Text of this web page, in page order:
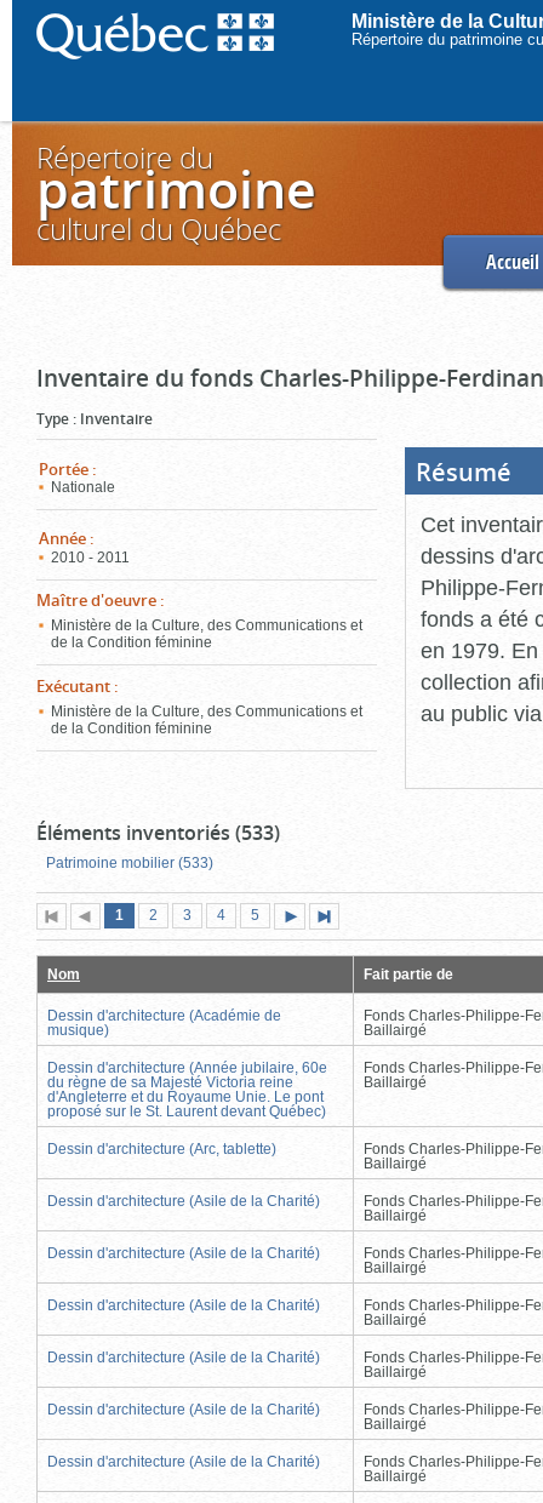
Ministère de la
Répertoire du patrimoine
Répertoire du
patrimoine
culturel du Québec
Accueil
Inventaire du fonds Charles-Philippe-
Type : Inventaire
Portée :
Nationale
Année :
2010 - 2011
Maître d'oeuvre :
Ministère de la Culture, des Communications et
de la Condition féminine
Exécutant :
Ministère de la Culture, des Communications et
de la Condition féminine
Résumé
Cet
dessins
Philippe-
fonds a été
en 1979.
collection
au public
Éléments inventoriés (533)
Patrimoine mobilier (533)
Première
page
Page
précédente
Page
1 (page
actuelle)
Page
2 Page
3 Page
4 Page
5
suivante
page
Nom Fait partie de
Dessin d'architecture (Académie de
musique)
Fonds Charles-Philippe-
Baillairgé
Dessin d'architecture (Année jubilaire, 60e
du règne de sa Majesté Victoria reine
d'Angleterre et du Royaume Unie. Le pont
proposé sur le St. Laurent devant Québec)
Fonds Charles-Philippe-
Baillairgé
Dessin d'architecture (Arc, tablette)
Fonds Charles-Philippe-
Baillairgé
Dessin d'architecture (Asile de la Charité)
Fonds Charles-Philippe-
Baillairgé
Dessin d'architecture (Asile de la Charité)
Fonds Charles-Philippe-
Baillairgé
Dessin d'architecture (Asile de la Charité)
Fonds Charles-Philippe-
Baillairgé
Dessin d'architecture (Asile de la Charité)
Fonds Charles-Philippe-
Baillairgé
Dessin d'architecture (Asile de la Charité)
Fonds Charles-Philippe-
Baillairgé
Dessin d'architecture (Asile de la Charité)
Fonds Charles-Philippe-
Baillairgé